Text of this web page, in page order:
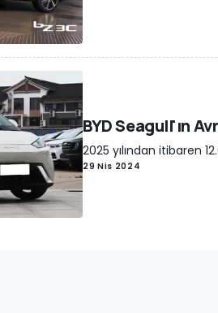
BYD Seagull'ın
2025 yılından itibaren
29 Nis 2024